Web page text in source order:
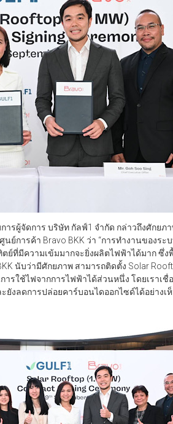
รผู้จัดการ บริษัท กัลฟ์1 จำกัด กล่าวถึงศักยภ
ย์การค้า Bravo BKK ว่า “การทำงานของร
ย์ที่มีความเข้มมากจะยิ่งผลิตไฟฟ้าได้มาก ซึ่
นับว่ามีศักยภาพ สามารถติดตั้ง Solar
รใช้ไฟจากการไฟฟ้าได้ส่วนหนึ่ง โดยเราเชื่
ยังลดการปล่อยคาร์บอนไดออกไซด์ได้อย่างเ